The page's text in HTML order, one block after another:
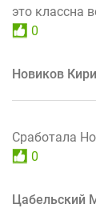
это классна
0
Новиков
Сработала
0
Цабельский